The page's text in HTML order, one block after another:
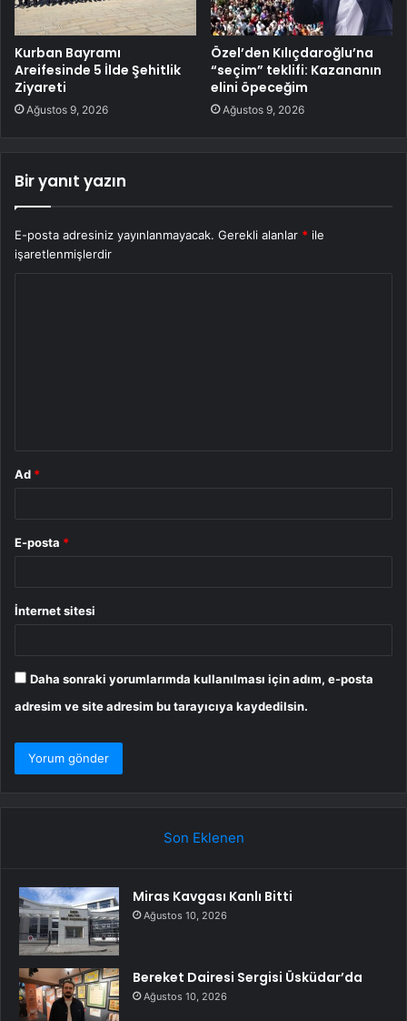
Kurban Bayramı
Areifesinde 5 İlde Şehitlik
Ziyareti
Ağustos 9, 2026
Özel’den Kılıçdaroğlu’na
“seçim” teklifi: Kazananın
elini öpeceğim
Ağustos 9, 2026
Bir yanıt yazın
E-posta adresiniz yayınlanmayacak. Gerekli alanlar * ile
işaretlenmişlerdir
Ad *
E-posta *
İnternet sitesi
Daha sonraki yorumlarımda kullanılması için adım, e-posta
adresim ve site adresim bu tarayıcıya kaydedilsin.
Son Eklenen
Miras Kavgası Kanlı Bitti
Ağustos 10, 2026
Bereket Dairesi Sergisi Üsküdar’da
Ağustos 10, 2026